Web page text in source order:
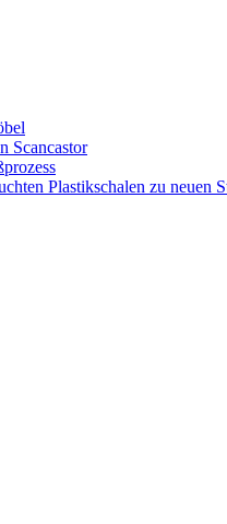
Scancastor
Plastikschalen zu neuen